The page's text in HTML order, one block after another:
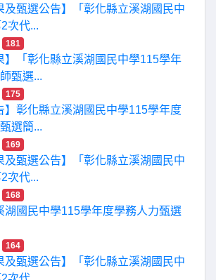
及甄選公告】「彰化縣立溪湖國民中
次代...
181
】「彰化縣立溪湖國民中學115學年
甄選...
175
】彰化縣立溪湖國民中學115學年度
選簡...
169
及甄選公告】「彰化縣立溪湖國民中
次代...
168
湖國民中學115學年度學務人力甄選
164
及甄選公告】「彰化縣立溪湖國民中